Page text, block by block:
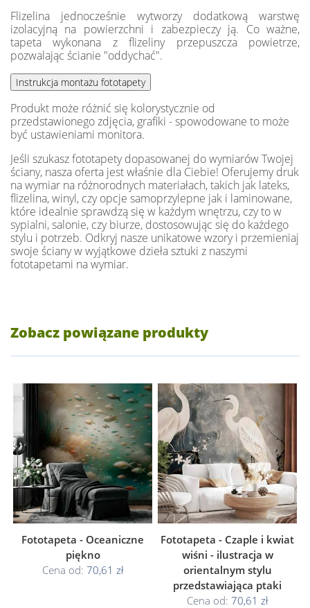
Flizelina jednocześnie wytworzy dodatkową warstwę
izolacyjną na powierzchni i zabezpieczy ją. Co ważne,
tapeta wykonana z flizeliny przepuszcza powietrze,
pozwalając ścianie "oddychać".
Produkt może różnić się kolorystycznie od
przedstawionego zdjęcia, grafiki - spowodowane to może
być ustawieniami monitora.
Jeśli szukasz fototapety dopasowanej do wymiarów Twojej
ściany, nasza oferta jest właśnie dla Ciebie! Oferujemy druk
na wymiar na różnorodnych materiałach, takich jak lateks,
flizelina, winyl, czy opcje samoprzylepne jak i laminowane,
które idealnie sprawdzą się w każdym wnętrzu, czy to w
sypialni, salonie, czy biurze, dostosowując się do każdego
stylu i potrzeb. Odkryj nasze unikatowe wzory i przemieniaj
swoje ściany w wyjątkowe dzieła sztuki z naszymi
fototapetami na wymiar.
Zobacz powiązane produkty
Fototapeta - Oceaniczne
piękno
Cena od: 70,61 zł
Fototapeta - Czaple i kwiat
wiśni - ilustracja w
orientalnym stylu
przedstawiająca ptaki
Cena od: 70,61 zł